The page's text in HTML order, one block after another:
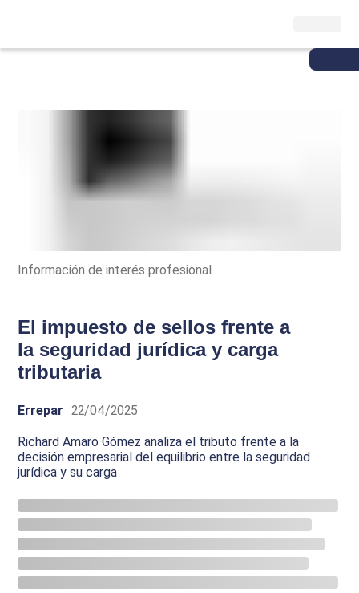
Información de interés profesional
El impuesto de sellos frente a
la seguridad jurídica y carga
tributaria
Errepar 22/04/2025
Richard Amaro Gómez analiza el tributo frente a la
decisión empresarial del equilibrio entre la seguridad
jurídica y su carga